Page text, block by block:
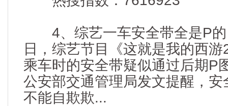
4、综艺一车安全带全是P的
日，综艺节目《这就是我的西
乘车时的安全带疑似通过后期P
公安部交通管理局发文提醒，
不能自欺欺...